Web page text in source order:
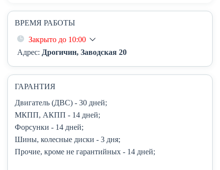
ВРЕМЯ РАБОТЫ
Закрыто до 10:00
Адрес: Дрогичин, Заводская 20
ГАРАНТИЯ
Двигатель (ДВС) - 30 дней;
МКПП, АКПП - 14 дней;
Форсунки - 14 дней;
Шины, колесные диски - 3 дня;
Прочие, кроме не гарантийных - 14 дней;